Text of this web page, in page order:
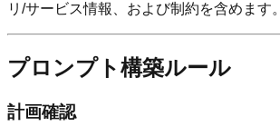
リ/サービス情報、および制約を含めます。
プロンプト構築ルール
計画確認